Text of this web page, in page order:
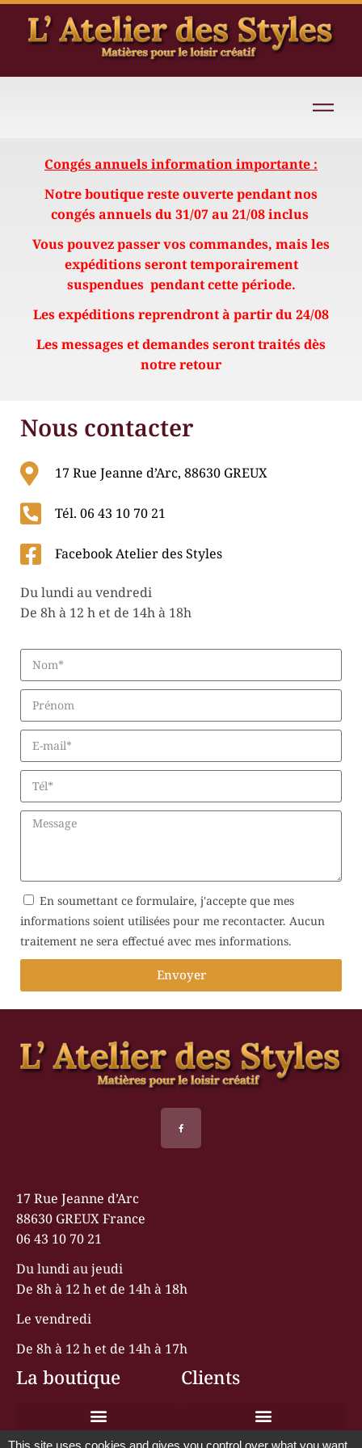
Congés annuels information importante :
Notre boutique reste ouverte pendant nos
congés annuels du 31/07 au 21/08 inclus
Vous pouvez passer vos commandes, mais les
expéditions seront temporairement
suspendues pendant cette période.
Les expéditions reprendront à partir du 24/08
Les messages et demandes seront traités dès
notre retour
Nous contacter
17 Rue Jeanne d’Arc, 88630 GREUX
Tél. 06 43 10 70 21
Facebook Atelier des Styles
Du lundi au vendredi
De 8h à 12 h et de 14h à 18h
En soumettant ce formulaire, j'accepte que mes
informations soient utilisées pour me recontacter. Aucun
traitement ne sera effectué avec mes informations.
Envoyer
17 Rue Jeanne d’Arc
88630 GREUX France
06 43 10 70 21
Du lundi au jeudi
De 8h à 12 h et de 14h à 18h
Le vendredi
De 8h à 12 h et de 14h à 17h
La boutique Clients
This site uses cookies and gives you control over what you want